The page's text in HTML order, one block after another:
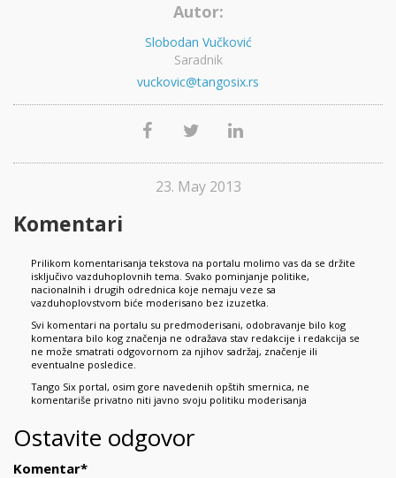
Autor:
Slobodan Vučković
Saradnik
vuckovic@tangosix.rs
23. May 2013
Komentari
Prilikom komentarisanja tekstova na portalu molimo vas da se držite
isključivo vazduhoplovnih tema. Svako pominjanje politike,
nacionalnih i drugih odrednica koje nemaju veze sa
vazduhoplovstvom biće moderisano bez izuzetka.
Svi komentari na portalu su predmoderisani, odobravanje bilo kog
komentara bilo kog značenja ne odražava stav redakcije i redakcija se
ne može smatrati odgovornom za njihov sadržaj, značenje ili
eventualne posledice.
Tango Six portal, osim gore navedenih opštih smernica, ne
komentariše privatno niti javno svoju politiku moderisanja
Ostavite odgovor
Komentar*